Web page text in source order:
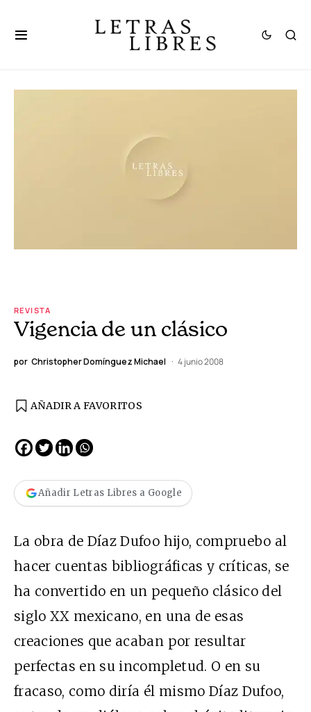
REVISTA
Vigencia de un clásico
por Christopher Domínguez Michael 4 junio 2008
AÑADIR A FAVORITOS
Añadir Letras Libres a Google
La obra de Díaz Dufoo hijo, compruebo al
hacer cuentas bibliográficas y críticas, se
ha convertido en un pequeño clásico del
siglo XX mexicano, en una de esas
creaciones que acaban por resultar
perfectas en su incompletud. O en su
fracaso, como diría él mismo Díaz Dufoo,